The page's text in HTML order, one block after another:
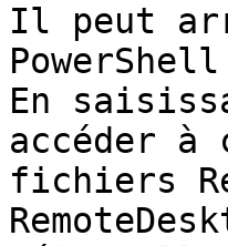
Il peut
En
accéder à
fichiers